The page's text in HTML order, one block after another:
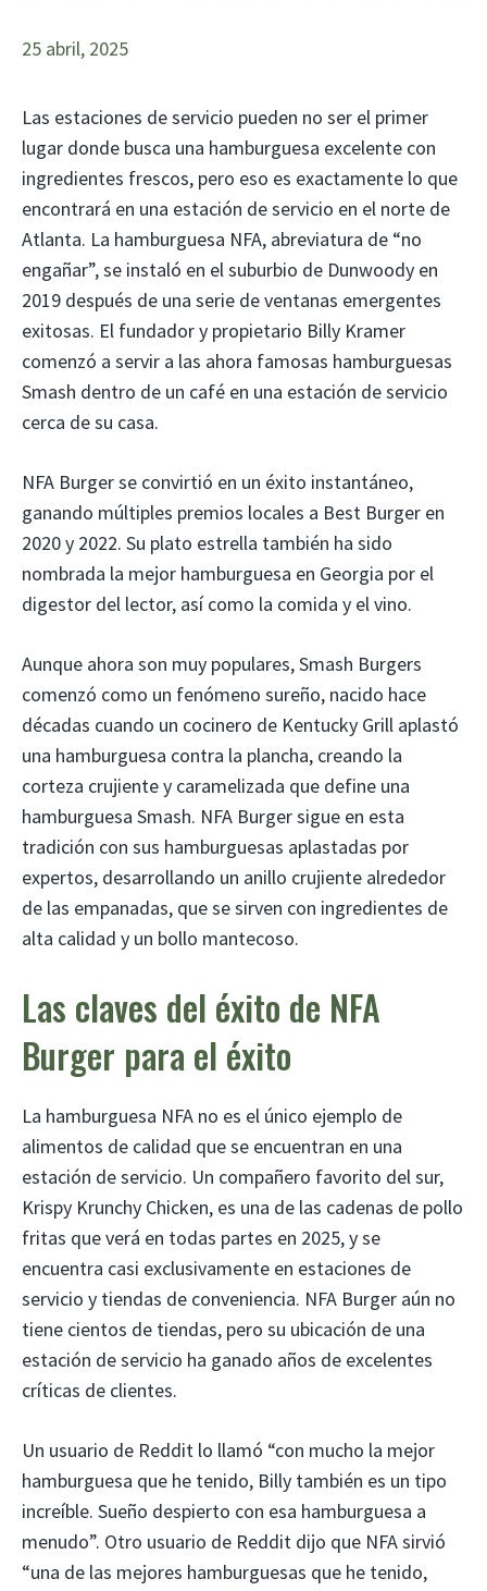
25 abril, 2025
Las estaciones de servicio pueden no ser el primer
lugar donde busca una hamburguesa excelente con
ingredientes frescos, pero eso es exactamente lo que
encontrará en una estación de servicio en el norte de
Atlanta. La hamburguesa NFA, abreviatura de “no
engañar”, se instaló en el suburbio de Dunwoody en
2019 después de una serie de ventanas emergentes
exitosas. El fundador y propietario Billy Kramer
comenzó a servir a las ahora famosas hamburguesas
Smash dentro de un café en una estación de servicio
cerca de su casa.
NFA Burger se convirtió en un éxito instantáneo,
ganando múltiples premios locales a Best Burger en
2020 y 2022. Su plato estrella también ha sido
nombrada la mejor hamburguesa en Georgia por el
digestor del lector, así como la comida y el vino.
Aunque ahora son muy populares, Smash Burgers
comenzó como un fenómeno sureño, nacido hace
décadas cuando un cocinero de Kentucky Grill aplastó
una hamburguesa contra la plancha, creando la
corteza crujiente y caramelizada que define una
hamburguesa Smash. NFA Burger sigue en esta
tradición con sus hamburguesas aplastadas por
expertos, desarrollando un anillo crujiente alrededor
de las empanadas, que se sirven con ingredientes de
alta calidad y un bollo mantecoso.
Las claves del éxito de NFA
Burger para el éxito
La hamburguesa NFA no es el único ejemplo de
alimentos de calidad que se encuentran en una
estación de servicio. Un compañero favorito del sur,
Krispy Krunchy Chicken, es una de las cadenas de pollo
fritas que verá en todas partes en 2025, y se
encuentra casi exclusivamente en estaciones de
servicio y tiendas de conveniencia. NFA Burger aún no
tiene cientos de tiendas, pero su ubicación de una
estación de servicio ha ganado años de excelentes
críticas de clientes.
Un usuario de Reddit lo llamó “con mucho la mejor
hamburguesa que he tenido, Billy también es un tipo
increíble. Sueño despierto con esa hamburguesa a
menudo”. Otro usuario de Reddit dijo que NFA sirvió
“una de las mejores hamburguesas que he tenido,